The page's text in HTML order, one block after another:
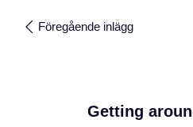
Föregående inlägg
Getting